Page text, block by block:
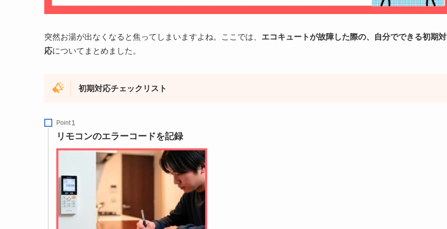
突然お湯が出なくなると焦ってしまいますよね。ここでは、 エコキュートが故障した際の、自分でできる初期対
応についてまとめました。
初期対応チェックリスト
Point
リモコンのエラーコードを記録